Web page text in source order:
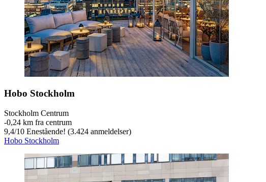
Hobo Stockholm
Stockholm Centrum
‐0,24 km fra centrum
9,4/10 Enestående! (3.424 anmeldelser)
Hobo Stockholm